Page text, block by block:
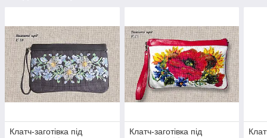
Клатч-заготівка під
Клатч-заготівка під